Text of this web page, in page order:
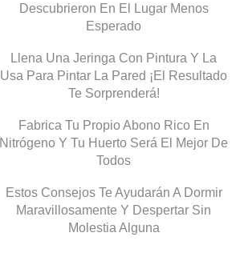
Descubrieron En El Lugar Menos
Esperado
Llena Una Jeringa Con Pintura Y La
Usa Para Pintar La Pared ¡El Resultado
Te Sorprenderá!
Fabrica Tu Propio Abono Rico En
Nitrógeno Y Tu Huerto Será El Mejor De
Todos
Estos Consejos Te Ayudarán A Dormir
Maravillosamente Y Despertar Sin
Molestia Alguna